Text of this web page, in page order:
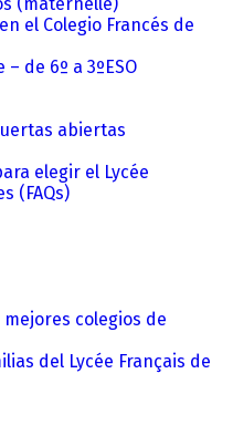
el Colegio Francés de
de 6º a 3ºESO
abiertas
elegir el Lycée
(FAQs)
mejores colegios de
del Lycée Français de